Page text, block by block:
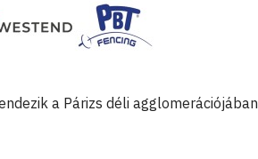
a Párizs déli agglomerációjában